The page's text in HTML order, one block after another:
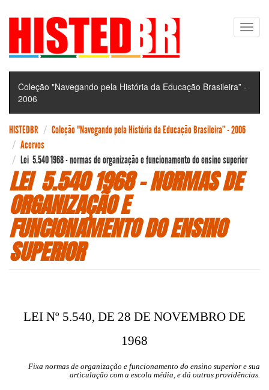
Pular
conteúdo
Coleção "Navegando pela História da Educação Brasileira” -
2006
HISTEDBR
Coleção "Navegando pela História da Educação Brasileira” - 2006
Acervos
Lei 5.540 1968 - normas de organização e funcionamento do ensino superior
LEI 5.540 1968 - NORMAS DE
ORGANIZAÇÃO E
FUNCIONAMENTO DO ENSINO
SUPERIOR
LEI Nº 5.540, DE 28 DE NOVEMBRO DE
1968
Fixa normas de organização e funcionamento do ensino superior e sua
articulação com a escola média, e dá outras providências.